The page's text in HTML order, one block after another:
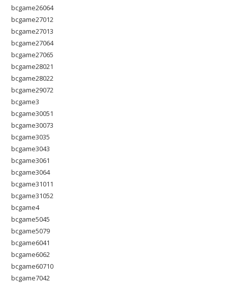
bcgame26064
bcgame27012
bcgame27013
bcgame27064
bcgame27065
bcgame28021
bcgame28022
bcgame29072
bcgame3
bcgame30051
bcgame30073
bcgame3035
bcgame3043
bcgame3061
bcgame3064
bcgame31011
bcgame31052
bcgame4
bcgame5045
bcgame5079
bcgame6041
bcgame6062
bcgame60710
bcgame7042